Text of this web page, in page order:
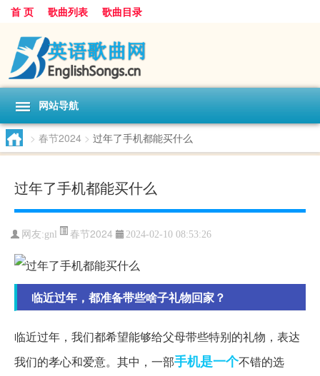
首 页 歌曲列表 歌曲目录
网站导航
> 春节2024 > 过年了手机都能买什么
过年了手机都能买什么
网友:gnl 春节2024 2024-02-10 08:53:26
临近过年，都准备带些啥子礼物回家？
临近过年，我们都希望能够给父母带些特别的礼物，表达
我们的孝心和爱意。其中，一部手机是一个不错的选